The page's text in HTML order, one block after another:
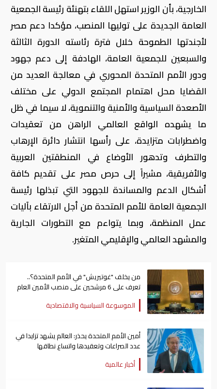
الخارجية، بأن الوزير استهل اللقاء بتهنئة رئيسة الجمعية
العامة الجديدة على توليها المنصب، مؤكدا دعم مصر
لأجندتها الطموحة خلال فترة رئاسته الدورة الثالثة
والسبعين للجمعية العامة، الهادفة إلى دعم جهود
ودور الأمم المتحدة المحوري في معالجة العديد من
القضايا محل اهتمام المجتمع الدولي على مختلف
الأصعدة السياسية والأمنية والتنموية، لا سيما في ظل
ما يشهده الواقع العالمي الراهن من تعقيدات
واضطرابات متزايدة، على رأسها انتشار دائرة الإرهاب
والتطرف وتدهور الأوضاع في المنطقتين العربية
والأفريقية، مشيراً إلى حرص مصر على تقديم كافة
أشكال الدعم والمساندة للجهود التي تبذلها رئيسة
الجمعية العامة للأمم المتحدة من أجل الارتقاء بآليات
عمل المنظمة، وبما يتواءم مع التطورات الجارية
والمشهد العالمي والإقليمي المتغير.
من يخلف "غوتيريش" في الأمم المتحدة؟..
تعرف على 6 مرشحين على منصب الأمين العام
الموسوعة السياسية والاقتصادية
أمين الأمم المتحدة يحذر: العالم يشهد تزايدا في
عدد الصراعات وتعقيدها واتساع نطاقها
أخبار عالمية